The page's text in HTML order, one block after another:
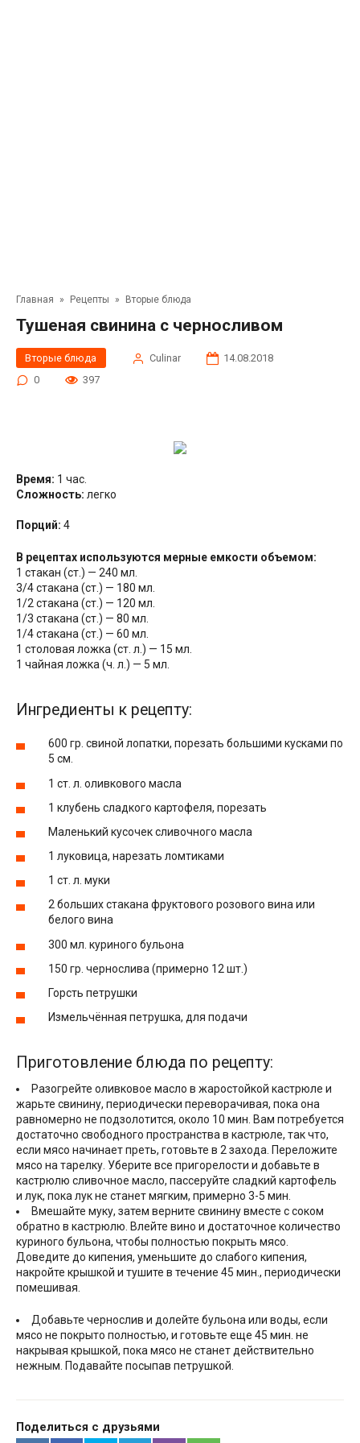
Главная » Рецепты » Вторые блюда
Тушеная свинина с черносливом
Вторые блюда Сulinar
14.08.2018
0
397
Время: 1 час.
Сложность: легко
Порций: 4
В рецептах используются мерные емкости объемом:
1 стакан (ст.) — 240 мл.
3/4 стакана (ст.) — 180 мл.
1/2 стакана (ст.) — 120 мл.
1/3 стакана (ст.) — 80 мл.
1/4 стакана (ст.) — 60 мл.
1 столовая ложка (ст. л.) — 15 мл.
1 чайная ложка (ч. л.) — 5 мл.
Ингредиенты к рецепту:
600 гр. свиной лопатки, порезать большими кусками по
5 см.
1 ст. л. оливкового масла
1 клубень сладкого картофеля, порезать
Маленький кусочек сливочного масла
1 луковица, нарезать ломтиками
1 ст. л. муки
2 больших стакана фруктового розового вина или
белого вина
300 мл. куриного бульона
150 гр. чернослива (примерно 12 шт.)
Горсть петрушки
Измельчённая петрушка, для подачи
Приготовление блюда по рецепту:
Разогрейте оливковое масло в жаростойкой кастрюле и
жарьте свинину, периодически переворачивая, пока она
равномерно не подзолотится, около 10 мин. Вам потребуется
достаточно свободного пространства в кастрюле, так что,
если мясо начинает преть, готовьте в 2 захода. Переложите
мясо на тарелку. Уберите все пригорелости и добавьте в
кастрюлю сливочное масло, пассеруйте сладкий картофель
и лук, пока лук не станет мягким, примерно 3-5 мин.
Вмешайте муку, затем верните свинину вместе с соком
обратно в кастрюлю. Влейте вино и достаточное количество
куриного бульона, чтобы полностью покрыть мясо.
Доведите до кипения, уменьшите до слабого кипения,
накройте крышкой и тушите в течение 45 мин., периодически
помешивая.
Добавьте чернослив и долейте бульона или воды, если
мясо не покрыто полностью, и готовьте еще 45 мин. не
накрывая крышкой, пока мясо не станет действительно
нежным. Подавайте посыпав петрушкой.
Поделиться с друзьями